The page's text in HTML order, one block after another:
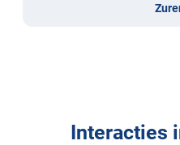
Interacties